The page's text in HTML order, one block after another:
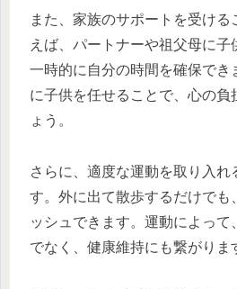
また、家族のサポートを受ける
えば、パートナーや祖父母に子
一時的に自分の時間を確保でき
に子供を任せることで、心の負
ょう。
さらに、適度な運動を取り入れ
す。外に出て散歩するだけでも
ッシュできます。運動によって
でなく、健康維持にも繋がりま